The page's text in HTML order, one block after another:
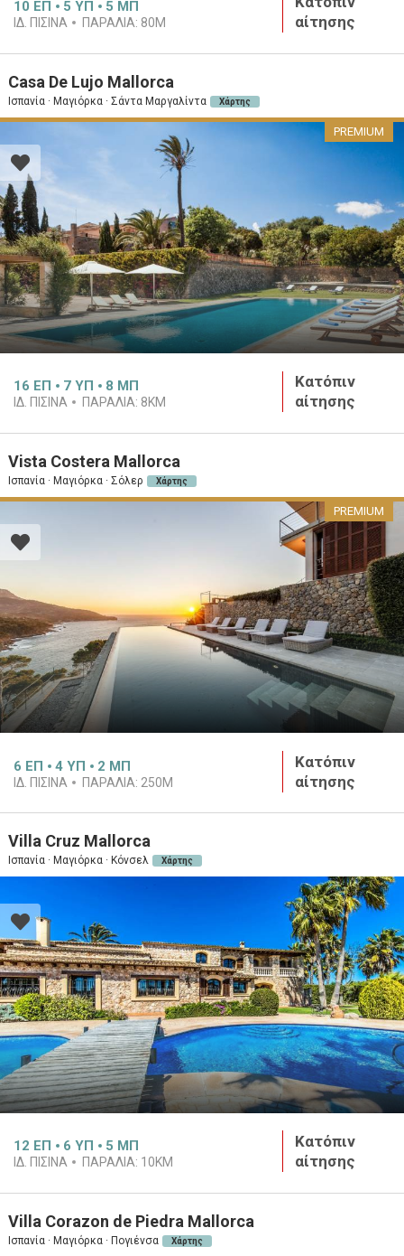
10 ΕΠ 5 ΥΠ 5 ΜΠ
ΙΔ. ΠΙΣΊΝΑ ΠΑΡΑΛΊΑ: 80M
αίτησης
Casa De Lujo Mallorca
Ισπανία · Μαγιόρκα · Σάντα Μαργαλίντα Χάρτης
PREMIUM
16 ΕΠ 7 ΥΠ 8 ΜΠ
ΙΔ. ΠΙΣΊΝΑ ΠΑΡΑΛΊΑ: 8KM
Κατόπιν
αίτησης
Vista Costera Mallorca
Ισπανία · Μαγιόρκα · Σόλερ Χάρτης
PREMIUM
6 ΕΠ 4 ΥΠ 2 ΜΠ
ΙΔ. ΠΙΣΊΝΑ ΠΑΡΑΛΊΑ: 250M
Κατόπιν
αίτησης
Villa Cruz Mallorca
Ισπανία · Μαγιόρκα · Κόνσελ Χάρτης
12 ΕΠ 6 ΥΠ 5 ΜΠ
ΙΔ. ΠΙΣΊΝΑ ΠΑΡΑΛΊΑ: 10KM
Κατόπιν
αίτησης
Villa Corazon de Piedra Mallorca
Ισπανία · Μαγιόρκα · Πογιένσα Χάρτης